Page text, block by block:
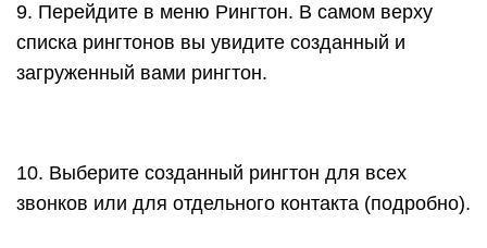
9. Перейдите в меню Рингтон. В самом верху
списка рингтонов вы увидите созданный и
загруженный вами рингтон.
10. Выберите созданный рингтон для всех
звонков или для отдельного контакта (подробно).